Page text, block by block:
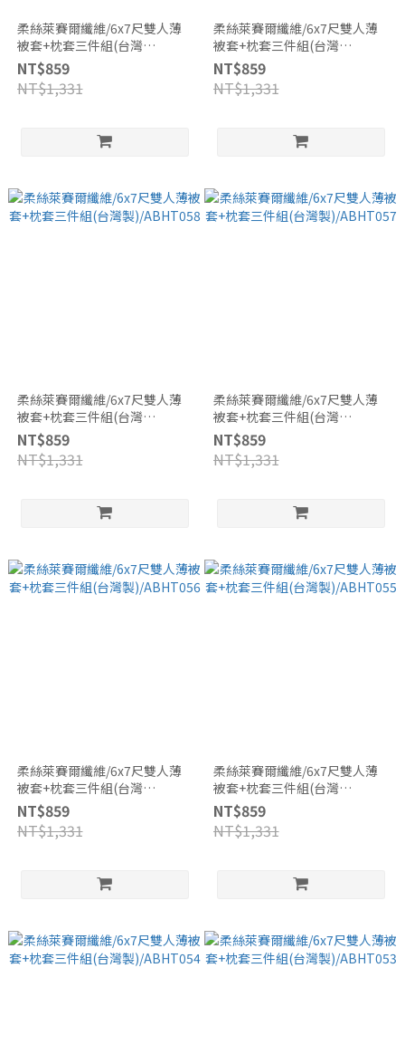
柔絲萊賽爾纖維/6x7尺雙人薄
被套+枕套三件組(台灣
製)/ABHT060
NT$859
NT$1,331
柔絲萊賽爾纖維/6x7尺雙人薄
被套+枕套三件組(台灣
製)/ABHT059
NT$859
NT$1,331
柔絲萊賽爾纖維/6x7尺雙人薄
被套+枕套三件組(台灣
製)/ABHT058
NT$859
NT$1,331
柔絲萊賽爾纖維/6x7尺雙人薄
被套+枕套三件組(台灣
製)/ABHT057
NT$859
NT$1,331
柔絲萊賽爾纖維/6x7尺雙人薄
被套+枕套三件組(台灣
製)/ABHT056
NT$859
NT$1,331
柔絲萊賽爾纖維/6x7尺雙人薄
被套+枕套三件組(台灣
製)/ABHT055
NT$859
NT$1,331